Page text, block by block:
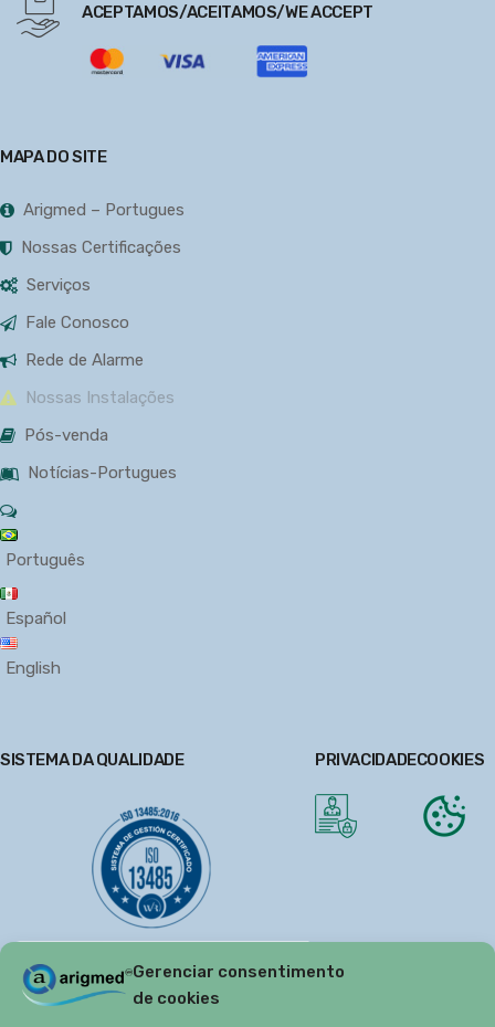
Gerenciar consentimento
de cookies
ACEPTAMOS/ACEITAMOS/WE ACCEPT
MAPA DO SITE
Arigmed – Portugues
Nossas Certificações
Serviços
Fale Conosco
Rede de Alarme
Nossas Instalações
Pós-venda
Notícias-Portugues
Português
Español
English
SISTEMA DA QUALIDADE PRIVACIDADECOOKIES